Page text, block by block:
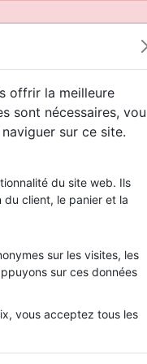
biblique
dessinées
Relation d'aide
société, politique
jeunes
Hip-hop
Adoration
Rock
fiction
offrir la meilleure
sont nécessaires,
sur ce site.
du site web. Ils
client, le panier et la
sur les visites, les
sur ces données
vous acceptez tous les